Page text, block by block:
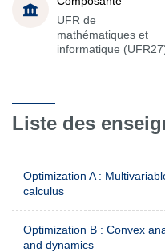
UFR de
mathématiques et
informatique
Liste des
Optimization A :
calculus
Optimization B : Convex
and dynamics